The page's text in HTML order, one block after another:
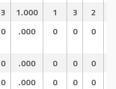
3 1.000 1 3 2
0 .000 0 0 0
0 .000 0 0 0
0 .000 0 0 0